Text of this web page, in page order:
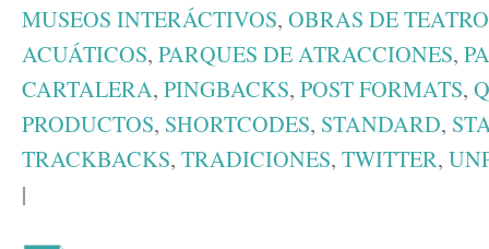
MUSEOS INTERÁCTIVOS, OBRAS DE TEATRO
ACUÁTICOS, PARQUES DE ATRACCIONES,
CARTALERA, PINGBACKS, POST FORMATS,
PRODUCTOS, SHORTCODES, STANDARD,
TRACKBACKS, TRADICIONES, TWITTER,
|